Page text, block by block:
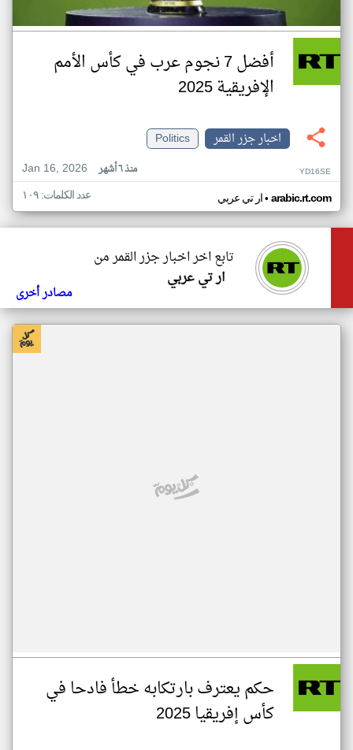
أفضل 7 نجوم عرب في كأس الأمم
الإفريقية 2025
اخبار جزر القمر
Politics
Jan 16, 2026
منذ ٦ أشهر YD16SE
ار تي عربي• arabic.rt.com عدد الكلمات: ١٠٩
تابع اخر اخبار جزر القمر من
ار تي عربي
مصادر أخرى
حكم يعترف بارتكابه خطأ فادحا في
كأس إفريقيا 2025